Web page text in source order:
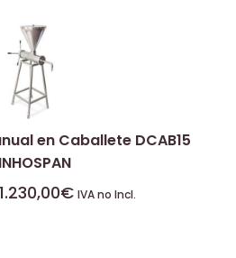
en Caballete DCAB15
INHOSPAN
1.230,00€ IVA no Incl.